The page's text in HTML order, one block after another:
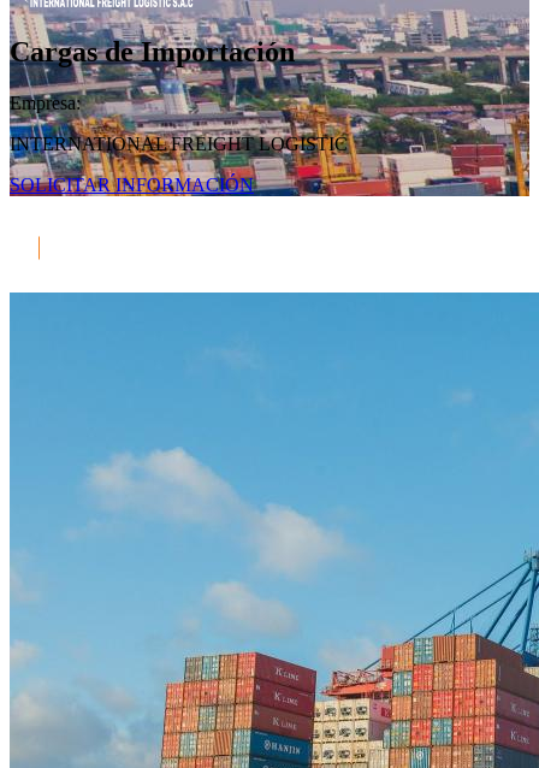
Cargas de Importación
Empresa:
INTERNATIONAL FREIGHT LOGISTIC
SOLICITAR INFORMACIÓN